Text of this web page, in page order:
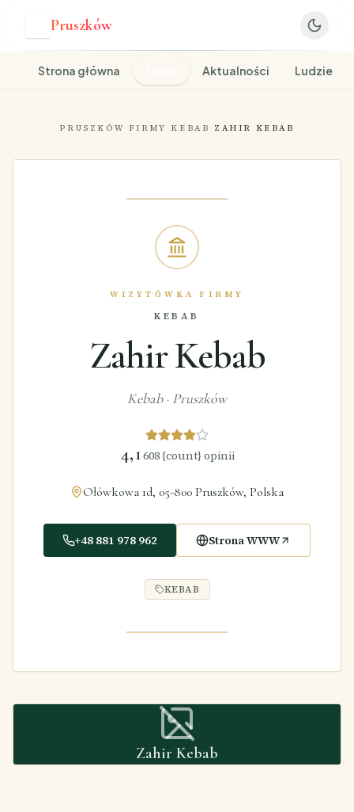
Pruszków
Strona główna Aktualności Ludzie
PRUSZKÓW· FIRMY · KEBAB · ZAHIR KEBAB
WIZYTÓWKA FIRMY
KEBAB
Zahir Kebab
Kebab· Pruszków
4,1608 {count} opinii
Ołówkowa 1d, 05-800 Pruszków, Polska
+48 881 978 962 Strona WWW
KEBAB
Zahir Kebab